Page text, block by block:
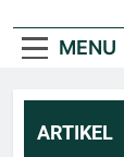
MENU
ARTIKEL
3 Hari Ago